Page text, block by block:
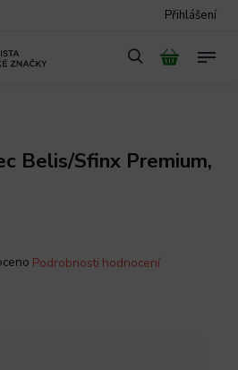
Přihlášení
Belis/Sfinx Premium,
Podrobnosti hodnocení